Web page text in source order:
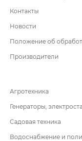
Контакты
Новости
Положение об
Производители
Агротехника
Генераторы,
Садовая техника
Водоснабжение и